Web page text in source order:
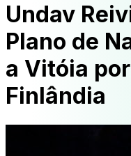
Undav
Plano de
a Vitóia
Finlândia